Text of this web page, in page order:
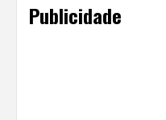
Publicidade